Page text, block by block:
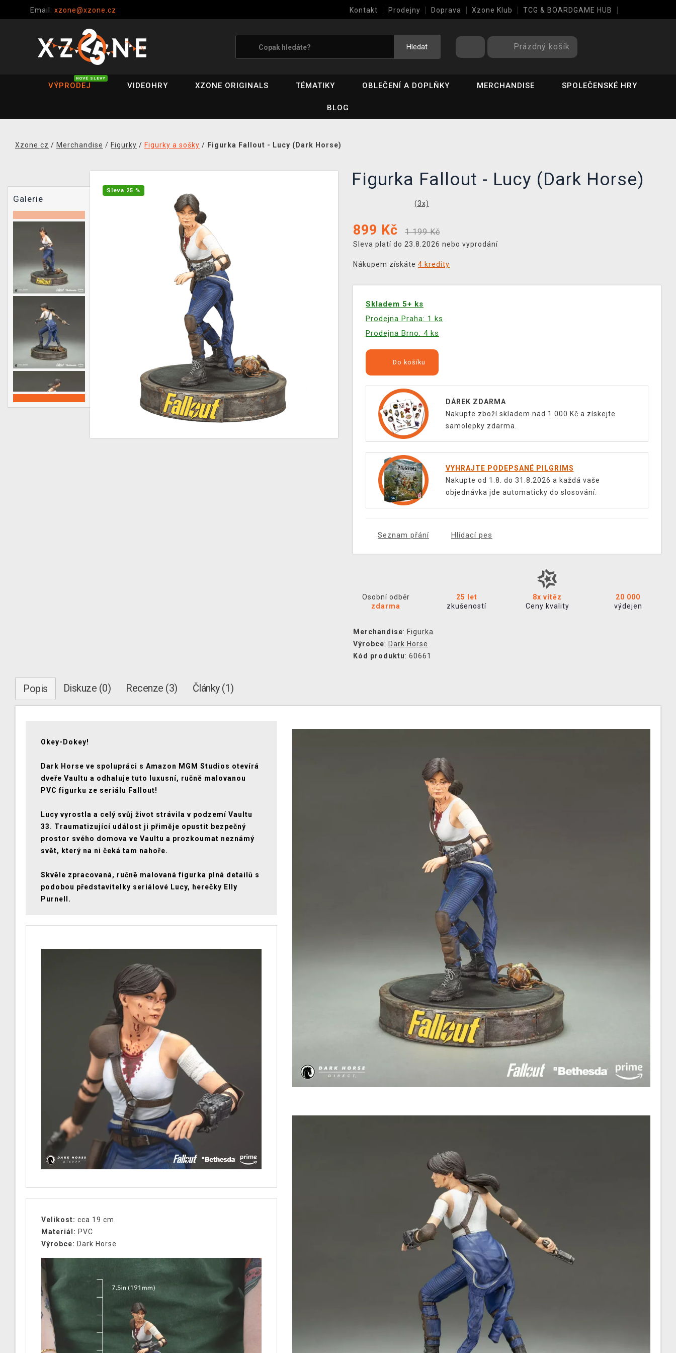
Email: xzone@xzone.cz Kontakt Prodejny Doprava Xzone Klub TCG & BOARDGAME HUB
Hledat Prázdný košík
VÝPRODEJ
NOVÉ SLEVY
VIDEOHRY XZONE ORIGINALS TÉMATIKY OBLEČENÍ A DOPLŇKY MERCHANDISE SPOLEČENSKÉ HRY
BLOG
Xzone.cz / Merchandise / Figurky / Figurky a sošky / Figurka Fallout - Lucy (Dark Horse)
Galerie
Sleva 25 %
Figurka Fallout - Lucy (Dark Horse)
(3x)
899 Kč 1 199 Kč
Sleva platí do 23.8.2026 nebo vyprodání
Nákupem získáte 4 kredity
Skladem 5+ ks
Prodejna Praha: 1 ks
Prodejna Brno: 4 ks
Do košíku
DÁREK ZDARMA
Nakupte zboží skladem nad 1 000 Kč a získejte
samolepky zdarma.
VYHRAJTE PODEPSANÉ PILGRIMS
Nakupte od 1.8. do 31.8.2026 a každá vaše
objednávka jde automaticky do slosování.
Seznam přání Hlídací pes
Osobní odběr
zdarma
25 let
zkušeností
8x vítěz
Ceny kvality
20 000
výdejen
Merchandise: Figurka
Výrobce: Dark Horse
Kód produktu: 60661
Popis Diskuze (0) Recenze (3) Články (1)
Okey-Dokey!
Dark Horse ve spolupráci s Amazon MGM Studios otevírá
dveře Vaultu a odhaluje tuto luxusní, ručně malovanou
PVC figurku ze seriálu Fallout!
Lucy vyrostla a celý svůj život strávila v podzemí Vaultu
33. Traumatizující událost ji přiměje opustit bezpečný
prostor svého domova ve Vaultu a prozkoumat neznámý
svět, který na ni čeká tam nahoře.
Skvěle zpracovaná, ručně malovaná figurka plná detailů s
podobou představitelky seriálové Lucy, herečky Elly
Purnell.
Velikost: cca 19 cm
Materiál: PVC
Výrobce: Dark Horse